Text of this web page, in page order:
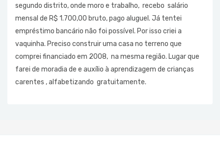
segundo distrito, onde moro e trabalho, recebo salário
mensal de R$ 1.700,00 bruto, pago aluguel. Já tentei
empréstimo bancário não foi possível. Por isso criei a
vaquinha. Preciso construir uma casa no terreno que
comprei financiado em 2008, na mesma região. Lugar que
farei de moradia de e auxílio à aprendizagem de crianças
carentes , alfabetizando gratuitamente.